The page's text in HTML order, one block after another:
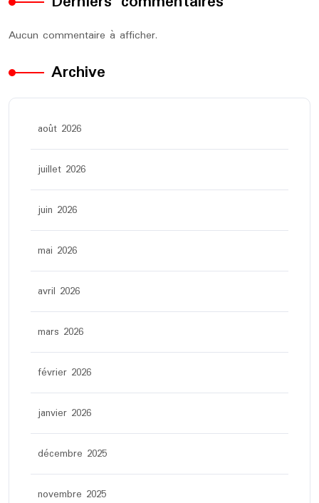
Aucun commentaire à afficher.
Archive
août 2026
juillet 2026
juin 2026
mai 2026
avril 2026
mars 2026
février 2026
janvier 2026
décembre 2025
novembre 2025